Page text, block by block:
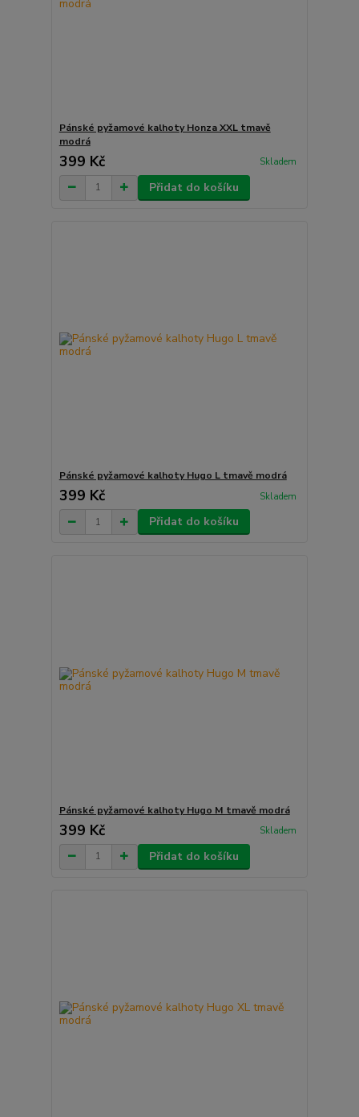
Pánské pyžamové kalhoty Honza XXL tmavě
modrá
399 Kč Skladem
Přidat do košíku
Pánské pyžamové kalhoty Hugo L tmavě modrá
399 Kč Skladem
Přidat do košíku
Pánské pyžamové kalhoty Hugo M tmavě modrá
399 Kč Skladem
Přidat do košíku